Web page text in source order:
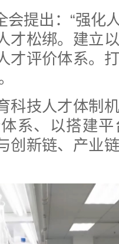
提出：“强化
才松绑。建立
才评价体系。
技人才体制机
系、以搭建
创新链、产业